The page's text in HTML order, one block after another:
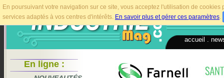
En poursuivant votre navigation sur ce site, vous acceptez l'utilisation de
services adaptés à vos centres d'intérêts. En savoir plus et gérer ces paramètres.
accueil
En ligne :